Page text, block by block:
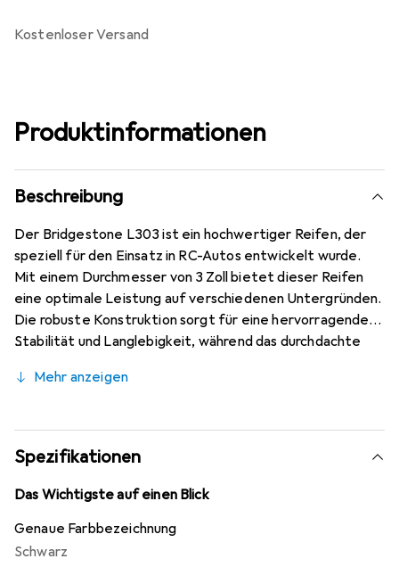
kostenloser Versand
Produktinformationen
Beschreibung
Der Bridgestone L303 ist ein hochwertiger Reifen, der
speziell für den Einsatz in RC-Autos entwickelt wurde.
Mit einem Durchmesser von 3 Zoll bietet dieser Reifen
eine optimale Leistung auf verschiedenen Untergründen.
Die robuste Konstruktion sorgt für eine hervorragende
Stabilität und Langlebigkeit, während das durchdachte
ist ideal für alle, die Wert auf Präzision und Kontrolle
einem Gewicht von 3,341 Kilogramm ist dieser Reifen
leicht und dennoch strapazierfähig, was ihn zu einer
idealen Wahl für anspruchsvolle RC-Enthusiasten macht.
Der Reifen ist als Einzelstück erhältlich und eignet sich
Mehr anzeigen
Spezifikationen
Das Wichtigste auf einen Blick
Genaue Farbbezeichnung
Schwarz